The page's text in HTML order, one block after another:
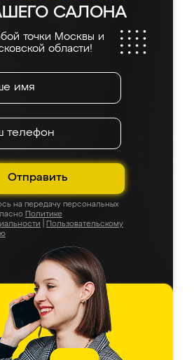
САЛОНА
точки Москвы и
области!
Отправить
на передачу персональных
Политике
Пользовательскому